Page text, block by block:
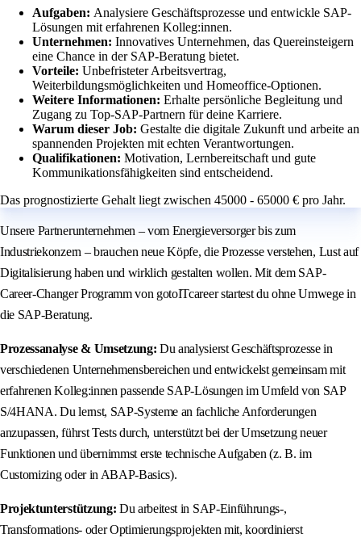
Aufgaben: Analysiere Geschäftsprozesse und entwickle SAP-
Lösungen mit erfahrenen Kolleg:innen.
Unternehmen: Innovatives Unternehmen, das Quereinsteigern
eine Chance in der SAP-Beratung bietet.
Vorteile: Unbefristeter Arbeitsvertrag,
Weiterbildungsmöglichkeiten und Homeoffice-Optionen.
Weitere Informationen: Erhalte persönliche Begleitung und
Zugang zu Top-SAP-Partnern für deine Karriere.
Warum dieser Job: Gestalte die digitale Zukunft und arbeite an
spannenden Projekten mit echten Verantwortungen.
Qualifikationen: Motivation, Lernbereitschaft und gute
Kommunikationsfähigkeiten sind entscheidend.
Das prognostizierte Gehalt liegt zwischen 45000 - 65000 € pro Jahr.
Unsere Partnerunternehmen – vom Energieversorger bis zum
Industriekonzern – brauchen neue Köpfe, die Prozesse verstehen, Lust auf
Digitalisierung haben und wirklich gestalten wollen. Mit dem SAP-
Career-Changer Programm von gotoITcareer startest du ohne Umwege in
die SAP-Beratung.
Prozessanalyse & Umsetzung: Du analysierst Geschäftsprozesse in
verschiedenen Unternehmensbereichen und entwickelst gemeinsam mit
erfahrenen Kolleg:innen passende SAP-Lösungen im Umfeld von SAP
S/4HANA. Du lernst, SAP-Systeme an fachliche Anforderungen
anzupassen, führst Tests durch, unterstützt bei der Umsetzung neuer
Funktionen und übernimmst erste technische Aufgaben (z. B. im
Customizing oder in ABAP-Basics).
Projektunterstützung: Du arbeitest in SAP-Einführungs-,
Transformations- oder Optimierungsprojekten mit, koordinierst